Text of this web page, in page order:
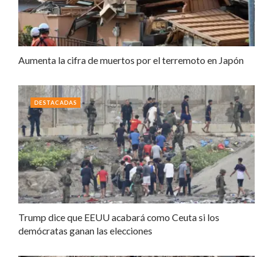
Aumenta la cifra de muertos por el terremoto en Japón
Trump dice que EEUU acabará como Ceuta si los
demócratas ganan las elecciones
DESTACADAS